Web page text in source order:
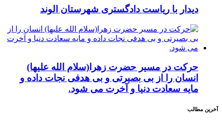
دیدار با ریاست دادگستری شهرستان الوند
حرکت در مسیر حضرت زهرا(سلام الله علیها)
انسان را از بی بصیرتی و بی هدفی نجات داده و
مایه سعادت دنیا و آخرت می شود.
آخرین مطالب